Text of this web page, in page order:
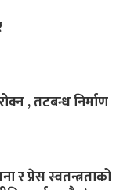
, तटबन्ध निर्माण
र प्रेस स्वतन्त्रताको